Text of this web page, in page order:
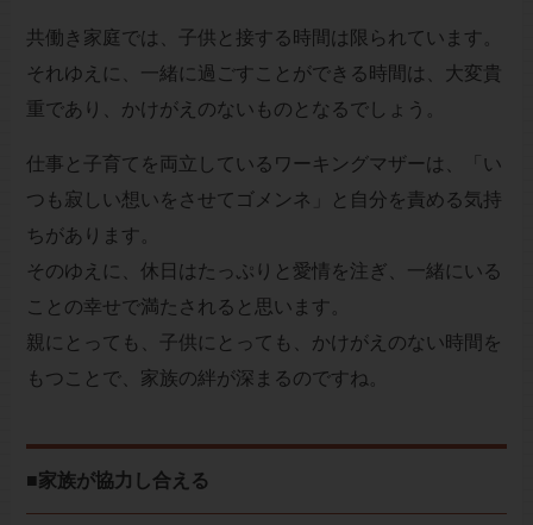
共働き家庭では、子供と接する時間は限られています。
それゆえに、一緒に過ごすことができる時間は、大変貴
重であり、かけがえのないものとなるでしょう。
仕事と子育てを両立しているワーキングマザーは、「い
つも寂しい想いをさせてゴメンネ」と自分を責める気持
ちがあります。
そのゆえに、休日はたっぷりと愛情を注ぎ、一緒にいる
ことの幸せで満たされると思います。
親にとっても、子供にとっても、かけがえのない時間を
もつことで、家族の絆が深まるのですね。
■家族が協力し合える